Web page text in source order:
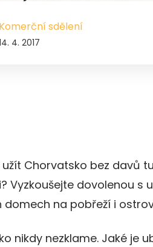
Komerční sdělení
4. 2017
užít Chorvatsko bez davů
Vyzkoušejte dovolenou
domech na pobřeží i
nikdy nezklame. Jaké je